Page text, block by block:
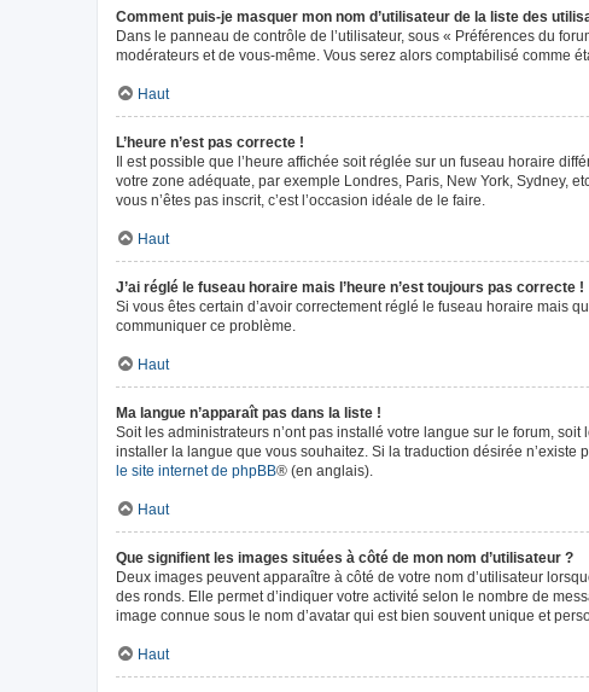
Comment puis-je masquer mon nom d’utilisateur de la liste des
Dans le panneau de contrôle de l’utilisateur, sous « Préférences du
modérateurs et de vous-même. Vous serez alors comptabilisé comme
Haut
L’heure n’est pas correcte !
Il est possible que l’heure affichée soit réglée sur un fuseau horaire
votre zone adéquate, par exemple Londres, Paris, New York, Sydney,
vous n’êtes pas inscrit, c’est l’occasion idéale de le faire.
Haut
J’ai réglé le fuseau horaire mais l’heure n’est toujours pas correcte !
Si vous êtes certain d’avoir correctement réglé le fuseau horaire mais
communiquer ce problème.
Haut
Ma langue n’apparaît pas dans la liste !
Soit les administrateurs n’ont pas installé votre langue sur le forum,
installer la langue que vous souhaitez. Si la traduction désirée
le site internet de phpBB® (en anglais).
Haut
Que signifient les images situées à côté de mon nom d’utilisateur ?
Deux images peuvent apparaître à côté de votre nom d’utilisateur
des ronds. Elle permet d’indiquer votre activité selon le nombre de
image connue sous le nom d’avatar qui est bien souvent unique et
Haut